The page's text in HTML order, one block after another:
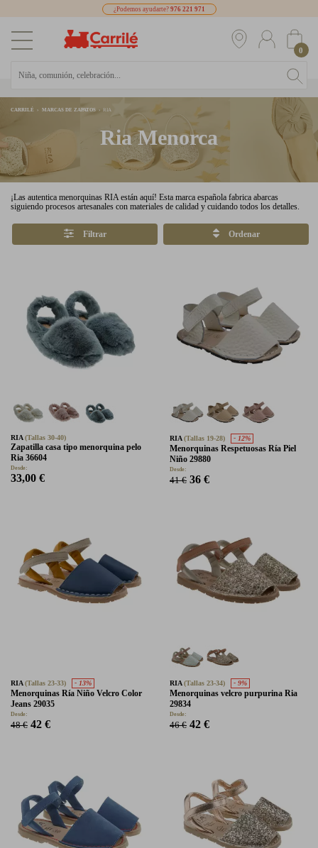
¿Podemos ayudarte? 976 221 971
0
CARRILÉ MARCAS DE ZAPATOS RIA
Ria Menorca
¡Las autentica menorquinas RIA están aquí! Esta marca española fabrica abarcas
siguiendo procesos artesanales con materiales de calidad y cuidando todos los detalles.
Filtrar Ordenar
RIA(Tallas 30-40)
Zapatilla casa tipo menorquina pelo
Ria 36604
Desde:
33,00 €
RIA(Tallas 19-28) - 12%
Menorquinas Respetuosas Ría Piel
Niño 29880
Desde:
41 € 36 €
RIA(Tallas 23-33) - 13%
Menorquinas Ría Niño Velcro Color
Jeans 29035
Desde:
48 € 42 €
RIA(Tallas 23-34) - 9%
Menorquinas velcro purpurina Ria
29834
Desde:
46 € 42 €